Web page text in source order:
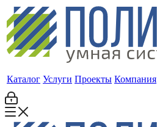
Каталог Услуги Проекты Компания